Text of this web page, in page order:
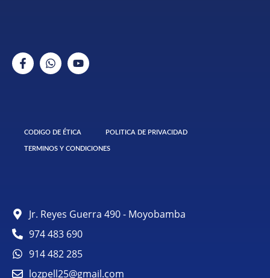
CODIGO DE ÉTICA POLITICA DE PRIVACIDAD
TERMINOS Y CONDICIONES
Jr. Reyes Guerra 490 - Moyobamba
974 483 690
914 482 285
lozpell25@gmail.com